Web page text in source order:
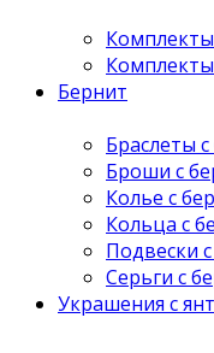
Бернит
Браслеты
Броши с
Колье с
Кольца с
Подвески
Серьги с
Украшения с